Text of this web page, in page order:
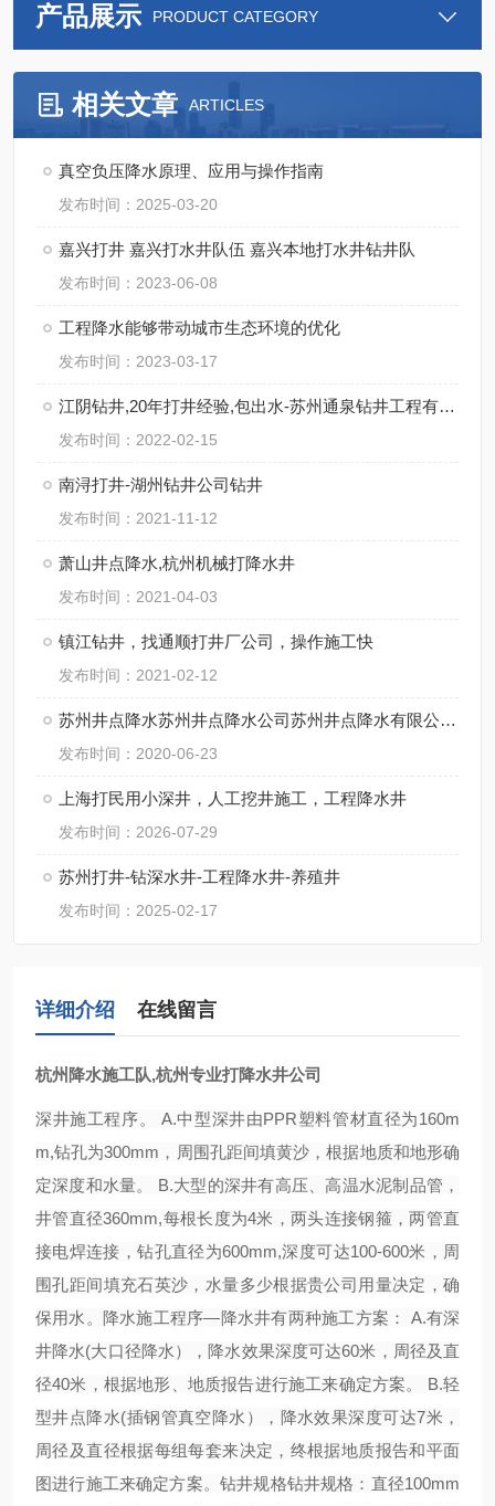
产品展示 PRODUCT CATEGORY
相关文章 ARTICLES
真空负压降水原理、应用与操作指南
发布时间：2025-03-20
嘉兴打井 嘉兴打水井队伍 嘉兴本地打水井钻井队
发布时间：2023-06-08
工程降水能够带动城市生态环境的优化
发布时间：2023-03-17
江阴钻井,20年打井经验,包出水-苏州通泉钻井工程有限公司
发布时间：2022-02-15
南浔打井-湖州钻井公司钻井
发布时间：2021-11-12
萧山井点降水,杭州机械打降水井
发布时间：2021-04-03
镇江钻井，找通顺打井厂公司，操作施工快
发布时间：2021-02-12
苏州井点降水苏州井点降水公司苏州井点降水有限公司通泉降水公司
发布时间：2020-06-23
上海打民用小深井，人工挖井施工，工程降水井
发布时间：2026-07-29
苏州打井-钻深水井-工程降水井-养殖井
发布时间：2025-02-17
详细介绍 在线留言
杭州降水施工队,杭州专业打降水井公司
深井施工程序。 A.中型深井由PPR塑料管材直径为160m
m,钻孔为300mm，周围孔距间填黄沙，根据地质和地形确
定深度和水量。 B.大型的深井有高压、高温水泥制品管，
井管直径360mm,每根长度为4米，两头连接钢箍，两管直
接电焊连接，钻孔直径为600mm,深度可达100-600米，周
围孔距间填充石英沙，水量多少根据贵公司用量决定，确
保用水。降水施工程序—降水井有两种施工方案： A.有深
井降水(大口径降水），降水效果深度可达60米，周径及直
径40米，根据地形、地质报告进行施工来确定方案。 B.轻
型井点降水(插钢管真空降水），降水效果深度可达7米，
周径及直径根据每组每套来决定，终根据地质报告和平面
图进行施工来确定方案。钻井规格钻井规格：直径100mm